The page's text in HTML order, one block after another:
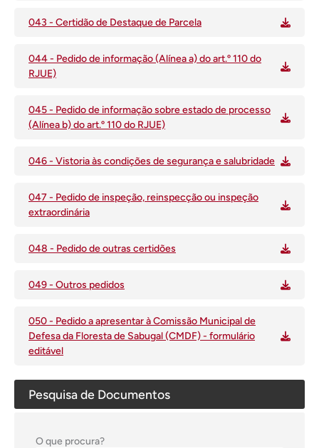
Pesquisa de Documentos
O que procura?
043 - Certidão de Destaque de Parcela
044 - Pedido de informação (Alínea a) do art.º 110 do
RJUE)
045 - Pedido de informação sobre estado de processo
(Alínea b) do art.º 110 do RJUE)
046 - Vistoria às condições de segurança e salubridade
047 - Pedido de inspeção, reinspecção ou inspeção
extraordinária
048 - Pedido de outras certidões
049 - Outros pedidos
050 - Pedido a apresentar à Comissão Municipal de
Defesa da Floresta de Sabugal (CMDF) - formulário
editável